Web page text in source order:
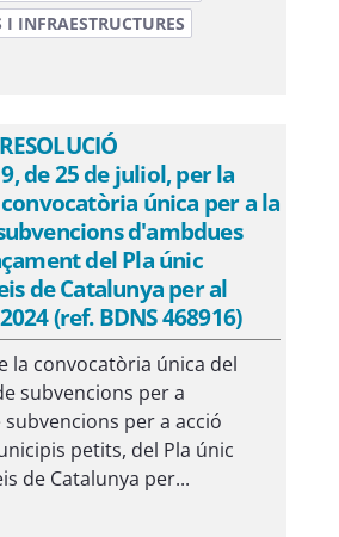
I INFRAESTRUCTURES
de 25 de juliol, per la
única per a la
d'ambdues
del Pla únic
de Catalunya per al
(ref. BDNS 468916)
la convocatòria única del
subvencions per a
per a acció
petits, del Pla únic
de Catalunya per...